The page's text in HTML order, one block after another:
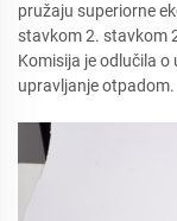
pružaju superiorne
stavkom 2. stavkom
Komisija je odlučila
upravljanje otpadom.